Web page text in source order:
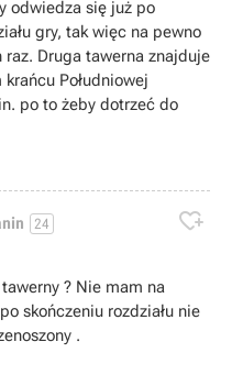
odwiedza się już po
gry, tak więc na pewno
Druga tawerna znajduje
Południowej
po to żeby dotrzeć do
24 
? Nie mam na
skończeniu rozdziału nie
.